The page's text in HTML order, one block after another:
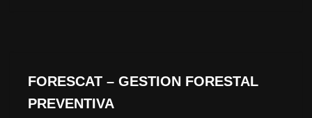
FORESCAT – GESTION FORESTAL
PREVENTIVA